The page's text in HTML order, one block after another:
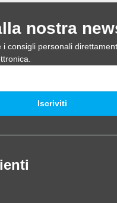
nostra
i consigli personali
Iscriviti